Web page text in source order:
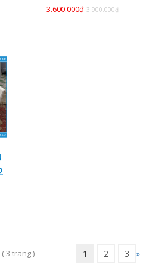
GDCV-123
3.600.000₫ 3.900.000₫
3 trang ) 1 2 3 »